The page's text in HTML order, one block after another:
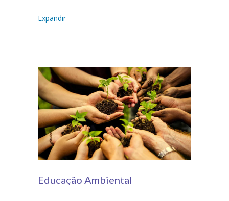
Expandir
Educação Ambiental